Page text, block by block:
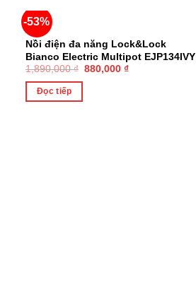
-53%
HẾT HÀNG
Nồi điện đa năng Lock&Lock
Bianco Electric Multipot EJP134IVY
5 lít, Hàng chính hãng
1,890,000₫ 880,000 ₫
Đọc tiếp